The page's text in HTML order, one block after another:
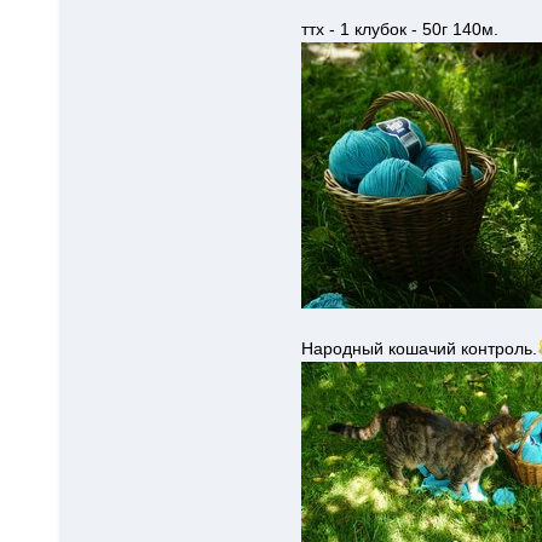
ттх - 1 клубок - 50г 140м.
Народный кошачий контроль.